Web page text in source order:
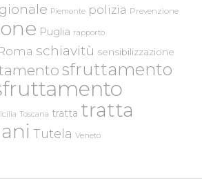
Piemonte polizia Prevenzione
Puglia rapporto
schiavitù sensibilizzazione
sfruttamento
Toscana tratta tratta
Tutela Veneto